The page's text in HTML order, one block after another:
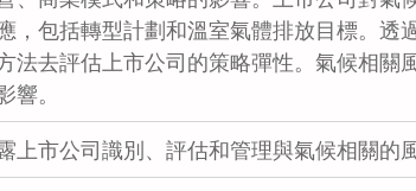
，包括轉型計劃和溫室氣體排放目標。透
法去評估上市公司的策略彈性。氣候相關
響。
上市公司識別、評估和管理與氣候相關的